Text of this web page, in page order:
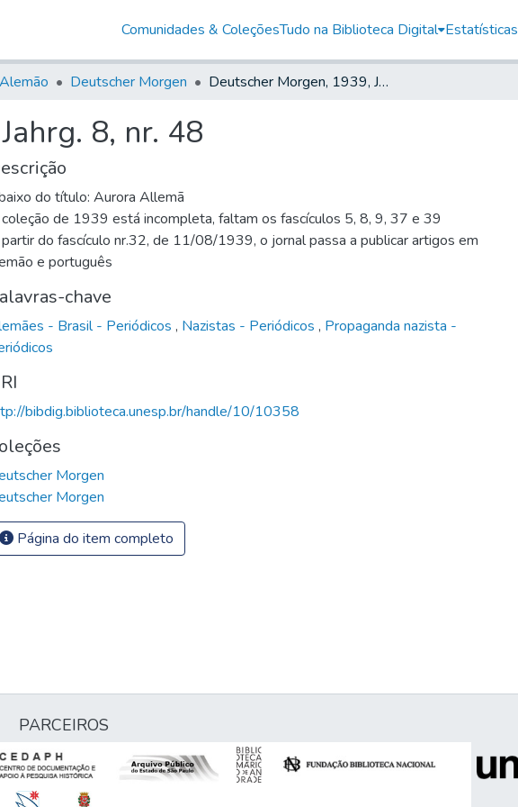
Comunidades & ColeçõesTudo na Biblioteca Digital Estatísticas
Alemão Deutscher Morgen Deutscher Morgen, 1939, Jahrg. 8, nr. 48
8, nr. 48
do título: Aurora Allemã
de 1939 está incompleta, faltam os fascículos 5, 8, 9, 37 e 39
do fascículo nr.32, de 11/08/1939, o jornal passa a publicar artigos em
e português
chave
- Brasil - Periódicos , Nazistas - Periódicos , Propaganda nazista -
bibdig.biblioteca.unesp.br/handle/10/10358
Morgen
Morgen
Página do item completo
PARCEIROS